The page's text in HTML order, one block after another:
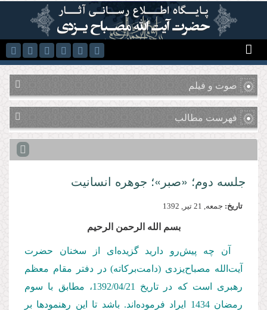
رفتن به محتوای اصلی
صوت و فیلم
فهرست مطالب
جلسه دوم؛ «صبر»؛ جوهره انسانیت
تاریخ: جمعه, 21 تير, 1392
بسم الله الرحمن الرحیم
آن چه پیش‌رو دارید گزیده‌ای از سخنان حضرت
آیت‌الله مصباح‌یزدی (دامت‌بركاته) در دفتر مقام معظم
رهبری است كه در تاریخ 1392/04/
21
، مطابق با سوم
رمضان 1434 ایراد فرموده‌اند. باشد تا این رهنمودها بر